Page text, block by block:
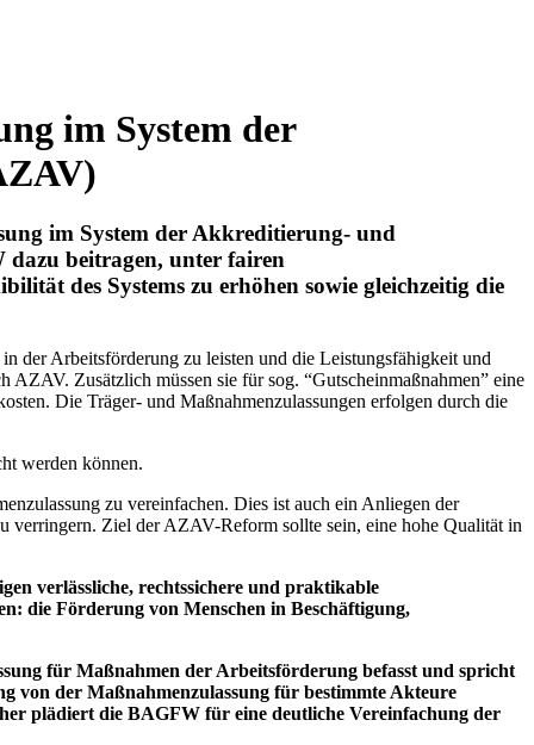
im System der
im System der Akkreditierung- und
beitragen, unter fairen
des Systems zu erhöhen sowie gleichzeitig die
der Arbeitsförderung zu leisten und die Leistungsfähigkeit und
AZAV. Zusätzlich müssen sie für sog. “Gutscheinmaßnahmen” eine
Die Träger- und Maßnahmenzulassungen erfolgen durch die
werden können.
zu vereinfachen. Dies ist auch ein Anliegen der
verringern. Ziel der AZAV-Reform sollte sein, eine hohe Qualität in
verlässliche, rechtssichere und praktikable
die Förderung von Menschen in Beschäftigung,
für Maßnahmen der Arbeitsförderung befasst und spricht
von der Maßnahmenzulassung für bestimmte Akteure
plädiert die BAGFW für eine deutliche Vereinfachung der